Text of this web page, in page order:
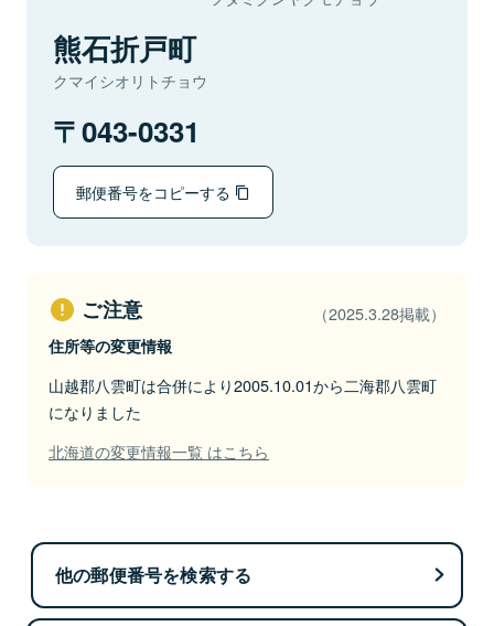
熊石折戸町
クマイシオリトチョウ
043-0331
郵便番号をコピーする
ご注意 （2025.3.28掲載）
住所等の変更情報
山越郡八雲町は合併により2005.10.01から二海郡八雲町
になりました
北海道の変更情報一覧 はこちら
他の郵便番号を検索する